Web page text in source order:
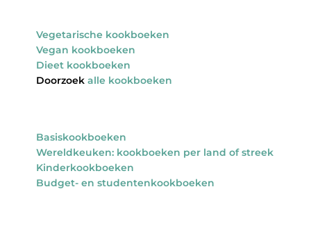
Vegetarische kookboeken
Vegan kookboeken
Dieet kookboeken
Doorzoek alle kookboeken
Basiskookboeken
Wereldkeuken: kookboeken per land of streek
Kinderkookboeken
Budget- en studentenkookboeken